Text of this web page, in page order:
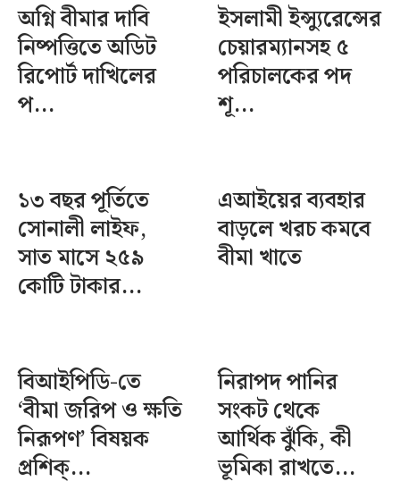
অগ্নি বীমার দাবি
নিষ্পত্তিতে অডিট
রিপোর্ট দাখিলের
প...
ইসলামী ইন্স্যুরেন্সের
চেয়ারম্যানসহ ৫
পরিচালকের পদ
শূ...
১৩ বছর পূর্তিতে
সোনালী লাইফ,
সাত মাসে ২৫৯
কোটি টাকার...
এআইয়ের ব্যবহার
বাড়লে খরচ কমবে
বীমা খাতে
বিআইপিডি-তে
‘বীমা জরিপ ও ক্ষতি
নিরূপণ’ বিষয়ক
প্রশিক্...
নিরাপদ পানির
সংকট থেকে
আর্থিক ঝুঁকি, কী
ভূমিকা রাখতে...